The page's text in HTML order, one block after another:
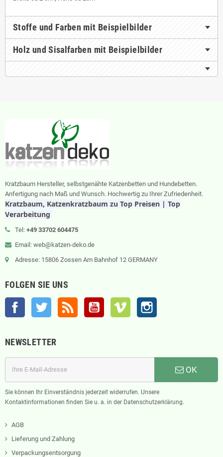
Stoffe und Farben mit Beispielbilder
Holz und Sisalfarben mit Beispielbilder
Kratzbaum Hersteller, selbstgenähte Katzenbetten und Hundebetten.
Anfertigung nach Maß und Wunsch. Hochwertig zu Ihrer Zufriedenheit.
Kratzbaum, Katzenkratzbaum zu Top Preisen | Top
Verarbeitung
Tel: +49 33702 604475
Email: web@katzen-deko.de
Adresse: 15806 Zossen Am Bahnhof 12 GERMANY
FOLGEN SIE UNS
Facebook Twitter RSS YouTube Vimeo
NEWSLETTER
OK
Sie können Ihr Einverständnis jederzeit widerrufen. Unsere
Kontaktinformationen finden Sie u. a. in der Datenschutzerklärung.
AGB
Lieferung und Zahlung
Verpackungsentsorgung